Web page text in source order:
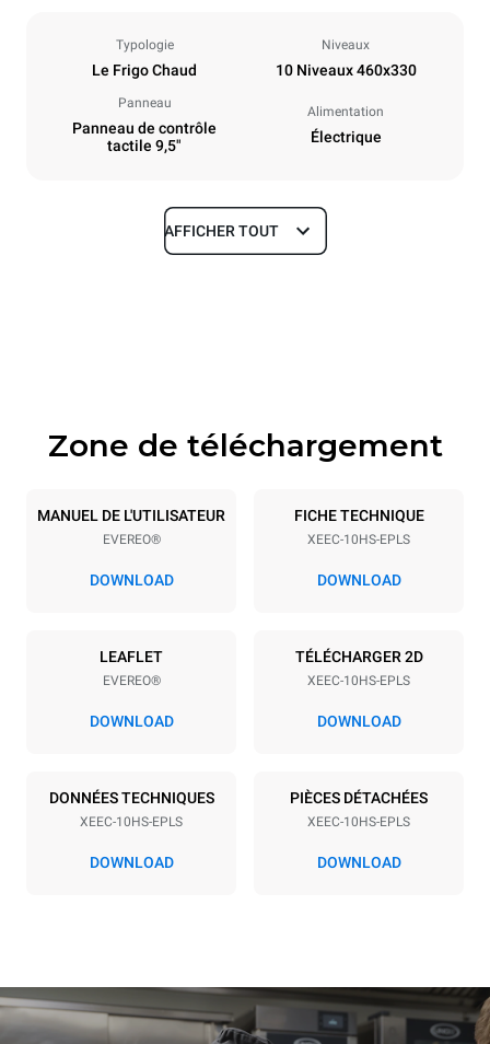
Typologie
Le Frigo Chaud
Niveaux
10 Niveaux 460x330
Panneau
Panneau de contrôle
tactile 9,5"
Alimentation
Électrique
Dimensions
Caractéristiques de la plaque
10 460x330
Espace entre les plaques
Tension
220-240V 1~
Énergie électrique
1,5 kW
AFFICHER TOUT
Zone de téléchargement
MANUEL DE L'UTILISATEUR
EVEREO®
DOWNLOAD
FICHE TECHNIQUE
XEEC-10HS-EPLS
DOWNLOAD
LEAFLET
EVEREO®
DOWNLOAD
TÉLÉCHARGER 2D
XEEC-10HS-EPLS
DOWNLOAD
DONNÉES TECHNIQUES
XEEC-10HS-EPLS
DOWNLOAD
PIÈCES DÉTACHÉES
XEEC-10HS-EPLS
DOWNLOAD